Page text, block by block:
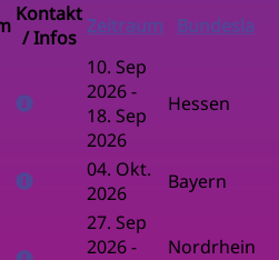
Kontakt
/ Infos Zeitraum Bundesland
10. Sep
2026 -
18. Sep
2026
Hessen
04. Okt.
2026
Bayern
27. Sep
2026 -
Nordrhein-